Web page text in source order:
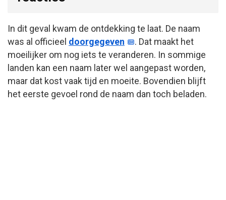
In dit geval kwam de ontdekking te laat. De naam
was al officieel doorgegeven
. Dat maakt het
moeilijker om nog iets te veranderen. In sommige
landen kan een naam later wel aangepast worden,
maar dat kost vaak tijd en moeite. Bovendien blijft
het eerste gevoel rond de naam dan toch beladen.